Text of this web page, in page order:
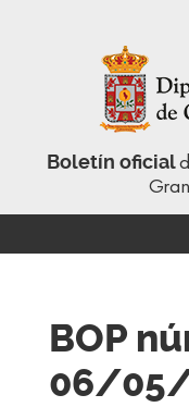
Boletín oficial
BOP
06/05/